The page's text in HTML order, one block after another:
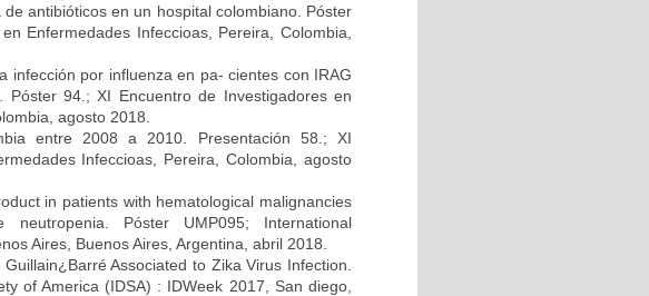
antibióticos en un hospital colombiano. Póster
Enfermedades Infeccioas, Pereira, Colombia,
infección por influenza en pa- cientes con IRAG
94.; XI Encuentro de Investigadores en
agosto 2018.
entre 2008 a 2010. Presentación 58.; XI
Infeccioas, Pereira, Colombia, agosto
in patients with hematological malignancies
neutropenia. Póster UMP095; International
Aires, Buenos Aires, Argentina, abril 2018.
Associated to Zika Virus Infection.
of America (IDSA) : IDWeek 2017, San diego,